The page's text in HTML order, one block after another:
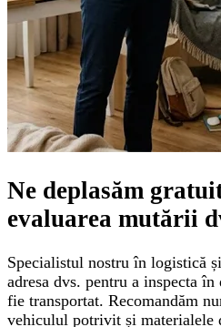
Ne deplasăm
evaluarea mutării
Specialistul nostru în logistică
adresa dvs. pentru a inspecta
fie transportat. Recomandăm
vehiculul potrivit și materialele